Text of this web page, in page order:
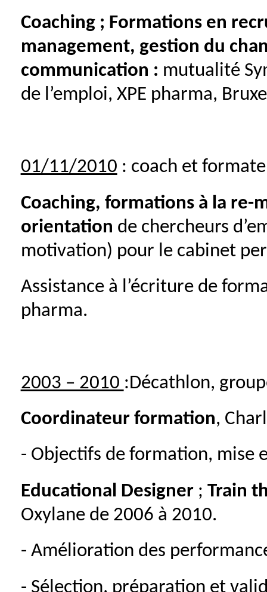
Coaching ; Formations en
management, gestion du
communication : mutualité
de l’emploi, XPE pharma,
01/11/2010 : coach et
Coaching, formations à la re-
orientation de chercheurs
motivation) pour le cabinet
Assistance à l’écriture de
pharma.
2003 – 2010 :Décathlon,
Coordinateur formation,
- Objectifs de formation, mise
Educational Designer; Train
Oxylane de 2006 à 2010.
- Amélioration des
- Sélection, préparation et